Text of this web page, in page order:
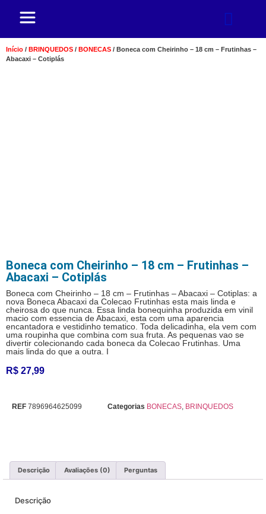
Início / BRINQUEDOS / BONECAS / Boneca com Cheirinho – 18 cm – Frutinhas –
Abacaxi – Cotiplás
Boneca com Cheirinho – 18 cm – Frutinhas –
Abacaxi – Cotiplás
Boneca com Cheirinho – 18 cm – Frutinhas – Abacaxi – Cotiplas: a
nova Boneca Abacaxi da Colecao Frutinhas esta mais linda e
cheirosa do que nunca. Essa linda bonequinha produzida em vinil
macio com essencia de Abacaxi, esta com uma aparencia
encantadora e vestidinho tematico. Toda delicadinha, ela vem com
uma roupinha que combina com sua fruta. As pequenas vao se
divertir colecionando cada boneca da Colecao Frutinhas. Uma
mais linda do que a outra. I
R$ 27,99
REF 7896964625099 Categorias BONECAS BRINQUEDOS
Descrição Avaliações (0) Perguntas
Descrição